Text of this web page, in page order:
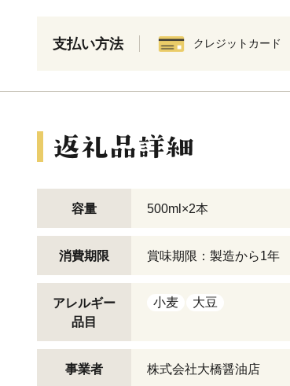
支払い方法 クレジットカード
容量 500ml×2本
消費期限 賞味期限：製造から1年
アレルギー
品目
小麦 大豆
事業者 株式会社大橋醤油店